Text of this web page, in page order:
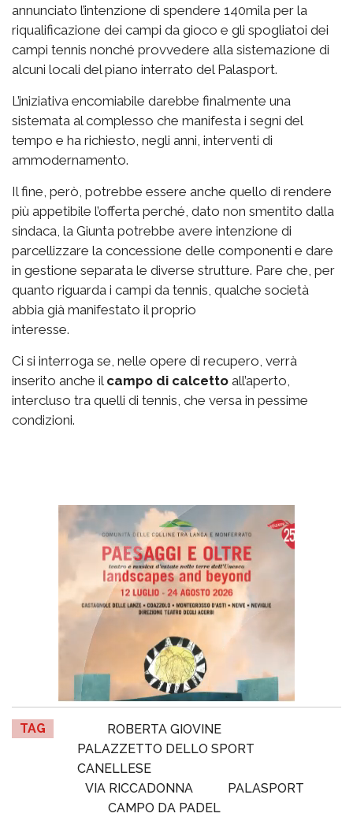
annunciato l’intenzione di spendere 140mila per la
riqualificazione dei campi da gioco e gli spogliatoi dei
campi tennis nonché provvedere alla sistemazione di
alcuni locali del piano interrato del Palasport.
L’iniziativa encomiabile darebbe finalmente una
sistemata al complesso che manifesta i segni del
tempo e ha richiesto, negli anni, interventi di
ammodernamento.
Il fine, però, potrebbe essere anche quello di rendere
più appetibile l’offerta perché, dato non smentito dalla
sindaca, la Giunta potrebbe avere intenzione di
parcellizzare la concessione delle componenti e dare
in gestione separata le diverse strutture. Pare che, per
quanto riguarda i campi da tennis, qualche società
abbia già manifestato il proprio
interesse.
Ci si interroga se, nelle opere di recupero, verrà
inserito anche il campo di calcetto all’aperto,
intercluso tra quelli di tennis, che versa in pessime
condizioni.
TAG
ROBERTA GIOVINE
PALAZZETTO DELLO SPORT
CANELLESE
VIA RICCADONNA
PALASPORT
CAMPO DA PADEL